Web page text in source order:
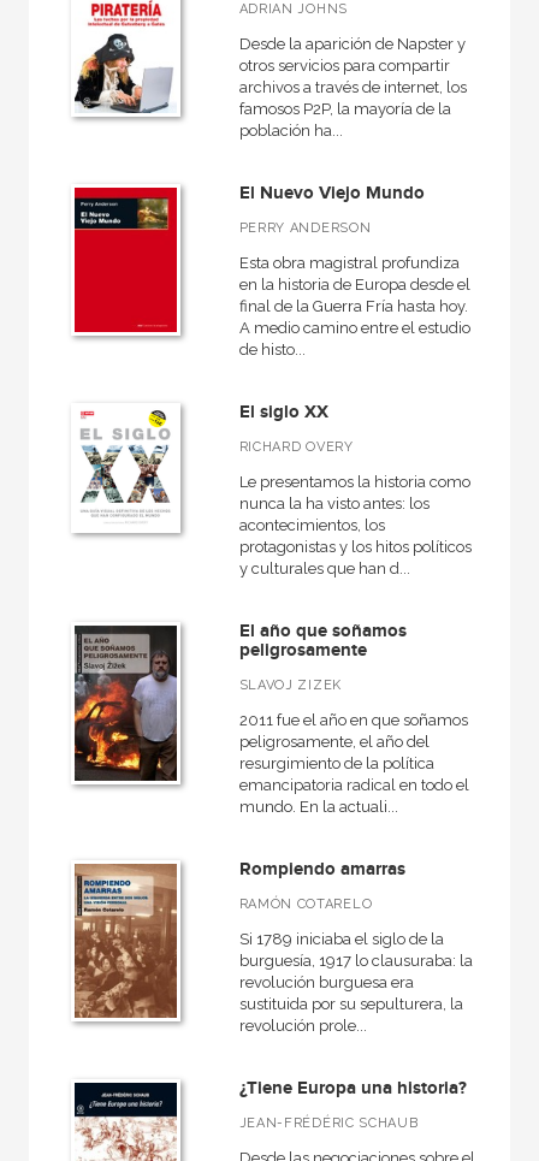
ADRIAN JOHNS
Desde la aparición de Napster y
otros servicios para compartir
archivos a través de internet, los
famosos P2P, la mayoría de la
población ha...
El Nuevo Viejo Mundo
PERRY ANDERSON
Esta obra magistral profundiza
en la historia de Europa desde el
final de la Guerra Fría hasta hoy.
A medio camino entre el estudio
de histo...
El siglo XX
RICHARD OVERY
Le presentamos la historia como
nunca la ha visto antes: los
acontecimientos, los
protagonistas y los hitos políticos
y culturales que han d...
El año que soñamos
peligrosamente
SLAVOJ ZIZEK
2011 fue el año en que soñamos
peligrosamente, el año del
resurgimiento de la política
emancipatoria radical en todo el
mundo. En la actuali...
Rompiendo amarras
RAMÓN COTARELO
Si 1789 iniciaba el siglo de la
burguesía, 1917 lo clausuraba: la
revolución burguesa era
sustituida por su sepulturera, la
revolución prole...
¿Tiene Europa una historia?
JEAN-FRÉDÉRIC SCHAUB